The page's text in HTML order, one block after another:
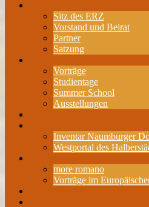
Sitz des ERZ
Vorstand und Beirat
Partner
Satzung
Vorträge
Studientage
Summer School
Ausstellungen
Inventar Naumburger
Westportal des
more romano
Vorträge im